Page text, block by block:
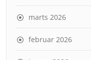
marts 2026
februar 2026